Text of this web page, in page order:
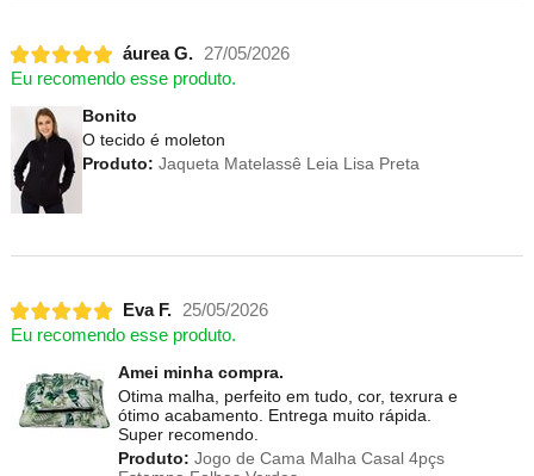
áurea G.
27/05/2026
Eu recomendo esse produto.
Bonito
O tecido é moleton
Produto: Jaqueta Matelassê Leia Lisa Preta
Eva F.
25/05/2026
Eu recomendo esse produto.
Amei minha compra.
Otima malha, perfeito em tudo, cor, texrura e
ótimo acabamento. Entrega muito rápida.
Super recomendo.
Produto: Jogo de Cama Malha Casal 4pçs